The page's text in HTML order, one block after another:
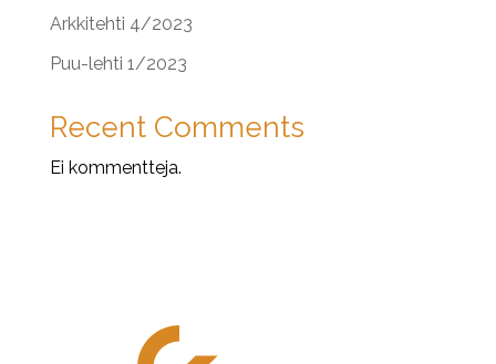
Arkkitehti 4/2023
Puu-lehti 1/2023
Recent Comments
Ei kommentteja.